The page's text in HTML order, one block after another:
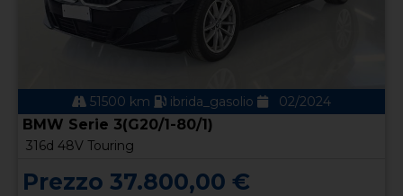
51500 km ibrida_gasolio 02/2024
BMW Serie 3(G20/1-80/1)
316d 48V Touring
Prezzo 37.800,00 €